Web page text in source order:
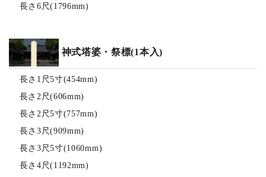
長さ6尺(1796mm)
神式塔婆・祭標(1本入)
長さ1尺5寸(454mm)
長さ2尺(606mm)
長さ2尺5寸(757mm)
長さ3尺(909mm)
長さ3尺5寸(1060mm)
長さ4尺(1192mm)